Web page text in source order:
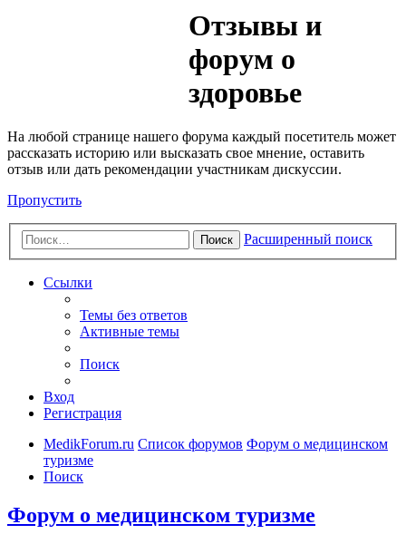
Отзывы и
форум о
здоровье
На любой странице нашего форума каждый посетитель может
рассказать историю или высказать свое мнение, оставить
отзыв или дать рекомендации участникам дискуссии.
Пропустить
Поиск Расширенный поиск
Ссылки
Темы без ответов
Активные темы
Поиск
Вход
Регистрация
MedikForum.ru Список форумов Форум о медицинском
туризме
Поиск
Форум о медицинском туризме